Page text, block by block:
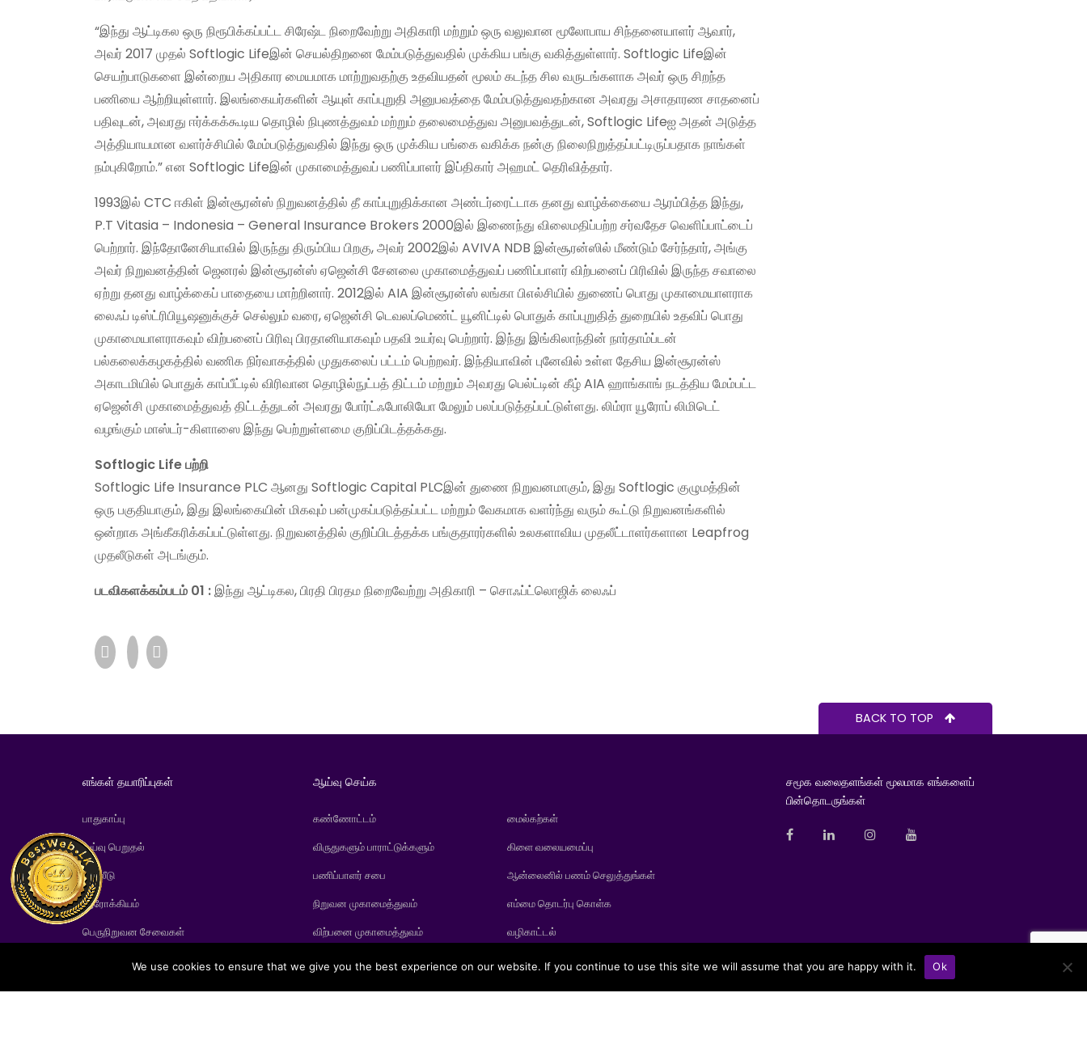
“இந்து ஆட்டிகல ஒரு நிரூபிக்கப்பட்ட சிரேஷ்ட நிறைவேற்று அதிகாரி மற்றும் ஒரு வலுவான மூலோபாய சிந்தனையாளர் ஆவார்,
அவர் 2017 முதல் Softlogic Lifeஇன் செயல்திறனை மேம்படுத்துவதில் முக்கிய பங்கு வகித்துள்ளார். Softlogic Lifeஇன்
செயற்பாடுகளை இன்றைய அதிகார மையமாக மாற்றுவதற்கு உதவியதன் மூலம் கடந்த சில வருடங்களாக அவர் ஒரு சிறந்த
பணியை ஆற்றியுள்ளார். இலங்கையர்களின் ஆயுள் காப்புறுதி அனுபவத்தை மேம்படுத்துவதற்கான அவரது அசாதாரண சாதனைப்
பதிவுடன், அவரது ஈர்க்கக்கூடிய தொழில் நிபுணத்துவம் மற்றும் தலைமைத்துவ அனுபவத்துடன், Softlogic Lifeஐ அதன் அடுத்த
அத்தியாயமான வளர்ச்சியில் மேம்படுத்துவதில் இந்து ஒரு முக்கிய பங்கை வகிக்க நன்கு நிலைநிறுத்தப்பட்டிருப்பதாக நாங்கள்
நம்புகிறோம்.” என Softlogic Lifeஇன் முகாமைத்துவப் பணிப்பாளர் இப்திகார் அஹமட் தெரிவித்தார்.
1993இல் CTC ஈகிள் இன்சூரன்ஸ் நிறுவனத்தில் தீ காப்புறுதிக்கான அண்டர்ரைட்டாக தனது வாழ்க்கையை ஆரம்பித்த இந்து,
P.T Vitasia – Indonesia – General Insurance Brokers 2000இல் இணைந்து விலைமதிப்பற்ற சர்வதேச வெளிப்பாட்டைப்
பெற்றார். இந்தோனேசியாவில் இருந்து திரும்பிய பிறகு, அவர் 2002இல் AVIVA NDB இன்சூரன்ஸில் மீண்டும் சேர்ந்தார், அங்கு
அவர் நிறுவனத்தின் ஜெனரல் இன்சூரன்ஸ் ஏஜென்சி சேனலை முகாமைத்துவப் பணிப்பாளர் விற்பனைப் பிரிவில் இருந்த சவாலை
ஏற்று தனது வாழ்க்கைப் பாதையை மாற்றினார். 2012இல் AIA இன்சூரன்ஸ் லங்கா பிஎல்சியில் துணைப் பொது முகாமையாளராக
லைஃப் டிஸ்ட்ரிபியூஷனுக்குச் செல்லும் வரை, ஏஜென்சி டெவலப்மெண்ட் யூனிட்டில் பொதுக் காப்புறுதித் துறையில் உதவிப் பொது
முகாமையாளராகவும் விற்பனைப் பிரிவு பிரதானியாகவும் பதவி உயர்வு பெற்றார். இந்து இங்கிலாந்தின் நார்தாம்ப்டன்
பல்கலைக்கழகத்தில் வணிக நிர்வாகத்தில் முதுகலைப் பட்டம் பெற்றவர். இந்தியாவின் புனேவில் உள்ள தேசிய இன்சூரன்ஸ்
அகாடமியில் பொதுக் காப்பீட்டில் விரிவான தொழில்நுட்பத் திட்டம் மற்றும் அவரது பெல்ட்டின் கீழ் AIA ஹாங்காங் நடத்திய மேம்பட்ட
ஏஜென்சி முகாமைத்துவத் திட்டத்துடன் அவரது போர்ட்ஃபோலியோ மேலும் பலப்படுத்தப்பட்டுள்ளது. லிம்ரா யூரோப் லிமிடெட்
வழங்கும் மாஸ்டர்-கிளாஸை இந்து பெற்றுள்ளமை குறிப்பிடத்தக்கது.
Softlogic Life பற்றி
Softlogic Life Insurance PLC ஆனது Softlogic Capital PLCஇன் துணை நிறுவனமாகும், இது Softlogic குழுமத்தின்
ஒரு பகுதியாகும், இது இலங்கையின் மிகவும் பன்முகப்படுத்தப்பட்ட மற்றும் வேகமாக வளர்ந்து வரும் கூட்டு நிறுவனங்களில்
ஒன்றாக அங்கீகரிக்கப்பட்டுள்ளது. நிறுவனத்தில் குறிப்பிடத்தக்க பங்குதாரர்களில் உலகளாவிய முதலீட்டாளர்களான Leapfrog
முதலீடுகள் அடங்கும்.
படவிகளக்கம்படம் 01 :இந்து ஆட்டிகல, பிரதி பிரதம நிறைவேற்று அதிகாரி – சொஃப்ட்லொஜிக் லைஃப்
BACK TO TOP
எங்கள் தயாரிப்புகள்
பாதுகாப்பு
ஓய்வு பெறுதல்
முதலீடு
ஆரோக்கியம்
பெருநிறுவன சேவைகள்
ஆய்வு செய்க
கண்ணோட்டம்
விருதுகளும் பாராட்டுக்களும்
பணிப்பாளர் சபை
நிறுவன முகாமைத்துவம்
விற்பனை முகாமைத்துவம்
மைல்கற்கள்
கிளை வலையமைப்பு
ஆன்லைனில் பணம் செலுத்துங்கள்
எம்மை தொடர்பு கொள்க
வழிகாட்டல்
சமூக வலைதளங்கள் மூலமாக எங்களைப்
பின்தொடருங்கள்
We use cookies to ensure that we give you the best experience on our website. If you continue to use this site we will assume that you are happy with it. Ok